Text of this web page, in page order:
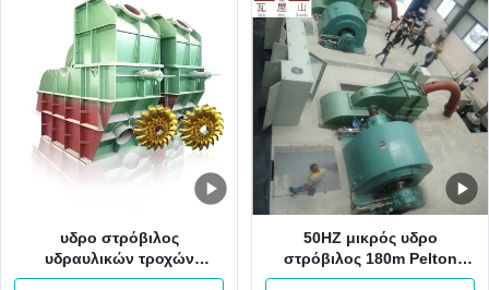
υδρο στρόβιλος
υδραυλικών τροχών
στροβίλων 550Kw 750kw
50HZ μικρός υδρο
στρόβιλος 180m Pelton
μανομετρικό ύψος στήλης